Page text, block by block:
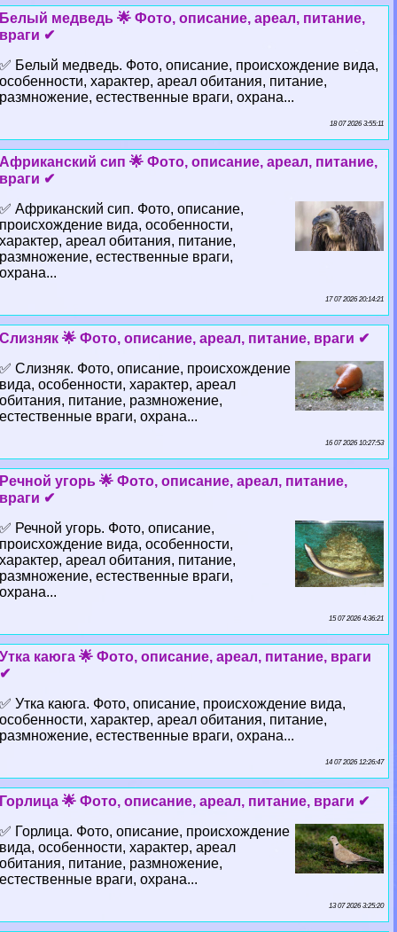
Белый медведь 🌟 Фото, описание, ареал, питание,
враги ✔
✅ Белый медведь. Фото, описание, происхождение вида,
особенности, хаpaктер, ареал обитания, питание,
размножение, естественные враги, охрана...
18 07 2026 3:55:11
Африканский сип 🌟 Фото, описание, ареал, питание,
враги ✔
✅ Африканский сип. Фото, описание,
происхождение вида, особенности,
хаpaктер, ареал обитания, питание,
размножение, естественные враги,
охрана...
17 07 2026 20:14:21
Слизняк 🌟 Фото, описание, ареал, питание, враги ✔
✅ Слизняк. Фото, описание, происхождение
вида, особенности, хаpaктер, ареал
обитания, питание, размножение,
естественные враги, охрана...
16 07 2026 10:27:53
Речной угорь 🌟 Фото, описание, ареал, питание,
враги ✔
✅ Речной угорь. Фото, описание,
происхождение вида, особенности,
хаpaктер, ареал обитания, питание,
размножение, естественные враги,
охрана...
15 07 2026 4:36:21
Утка каюга 🌟 Фото, описание, ареал, питание, враги
✔
✅ Утка каюга. Фото, описание, происхождение вида,
особенности, хаpaктер, ареал обитания, питание,
размножение, естественные враги, охрана...
14 07 2026 12:26:47
Горлица 🌟 Фото, описание, ареал, питание, враги ✔
✅ Горлица. Фото, описание, происхождение
вида, особенности, хаpaктер, ареал
обитания, питание, размножение,
естественные враги, охрана...
13 07 2026 3:25:20